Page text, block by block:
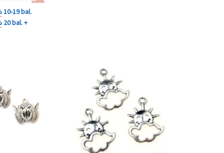
10-19 bal.
20 bal. +